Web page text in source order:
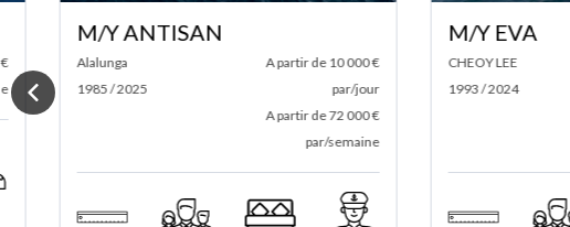
M/Y ANTISAN
Alalunga
1985 / 2025
A partir de 10 000 €
par/jour
A partir de 72 000 €
par/semaine
M/Y EVA
CHEOY LEE
1993 / 2024